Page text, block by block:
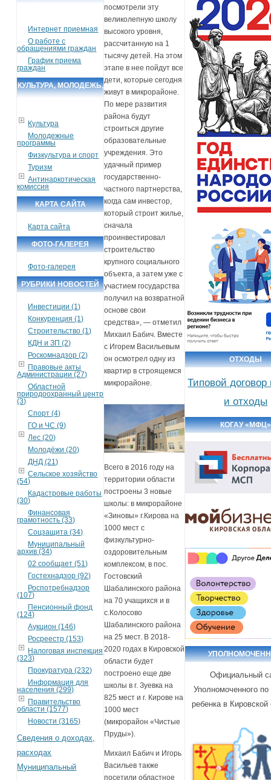
Интернет приемная
О работе с
обращениями граждан
График приема
граждан
КУЛЬТУРА, МОЛОДЕЖЬ,
Культура
Молодежные
программы
Физкультура и спорт
Туризм
Антинаркотическая
комиссия
КАРТА САЙТА
Карта сайта
ФОТО-ГАЛЕРЕЯ
Фото-галерея
РУБРИКИ НОВОСТЕЙ
Инвестиции (1)
Конкуренция (1)
Строительство (1)
КДН и ЗП (2)
Роскомнадзор (2)
Правовые акты
Администрации (27)
Областной
природоохранный центр
(3)
Спорт (4)
ГО и ЧС (9)
Лес (20)
Молодёжи (20)
ДНД (21)
Сельское хозяйство
(54)
Кадастровые работы
(30)
Финансовая
грамотность (33)
Соцзащита (34)
Муниципальный
архив (34)
02 сообщает (51)
Гостехнадзор (92)
Роспотребнадзор
(107)
Пенсионный фонд
(124)
Аукцион (146)
Росреестр (153)
Налоговая инспекция
(323)
Прокуратура (232)
Информация для
населения (299)
Правительство
области (1577)
Новости (3165)
Сведения о доходах,
расходах
Муниципальный
посмотрели эту
великолепную школу
высокого уровня,
рассчитанную на 1
тысячу детей. На этом
этапе в нее пойдут все
дети, которые сегодня
живут в микрорайоне.
По мере развития
района будут
строиться другие
образовательные
учреждения. Это
удачный пример
государственно-
частного партнерства,
когда сам инвестор,
который строит жилье,
сначала
проинвестировал
строительство
крупного социального
объекта, а затем уже с
участием государства
получил на возвратной
основе свои
средства», — отметил
Михаил Бабич. Вместе
с Игорем Васильевым
он осмотрел одну из
квартир в строящемся
микрорайоне.
Всего в 2016 году на
территории области
построены 3 новые
школы: в микрорайоне
«Зиновы» г.Кирова на
1000 мест с
физкультурно-
оздоровительным
комплексом, в пос.
Гостовский
Шабалинского района
на 70 учащихся и в
с.Колосово
Шабалинского района
на 25 мест. В 2018-
2020 годах в Кировской
области будет
построено еще две
школы в г. Зуевка на
825 мест и г. Кирове на
1000 мест
(микрорайон «Чистые
Пруды»).
Михаил Бабич и Игорь
Васильев также
посетили областное
ОТХОДЫ
Типовой
и отходы
КОГАУ «МФЦ»
Официальный
Уполномоченного
ребенка в Кировской